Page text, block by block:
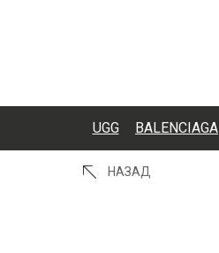
UGG BALENCIAGA
НАЗАД